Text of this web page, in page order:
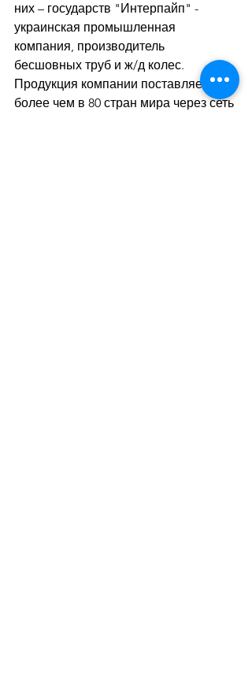
них – государств "Интерпайп" -
украинская промышленная
компания, производитель
бесшовных труб и ж/д колес.
Продукция компании поставляется
более чем в 80 стран мира через сеть